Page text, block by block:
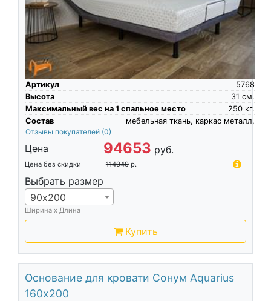
Артикул
5768
Высота
см.
31
Максимальный вес на 1 спальное место
кг.
250
Состав
мебельная ткань, каркас металл,
Отзывы покупателей (0)
Цена 94653 руб.
Цена без скидки 114040 р.
Выбрать размер
90х200
Ширина х Длина
Купить
Основание для кровати Сонум Aquarius
160х200